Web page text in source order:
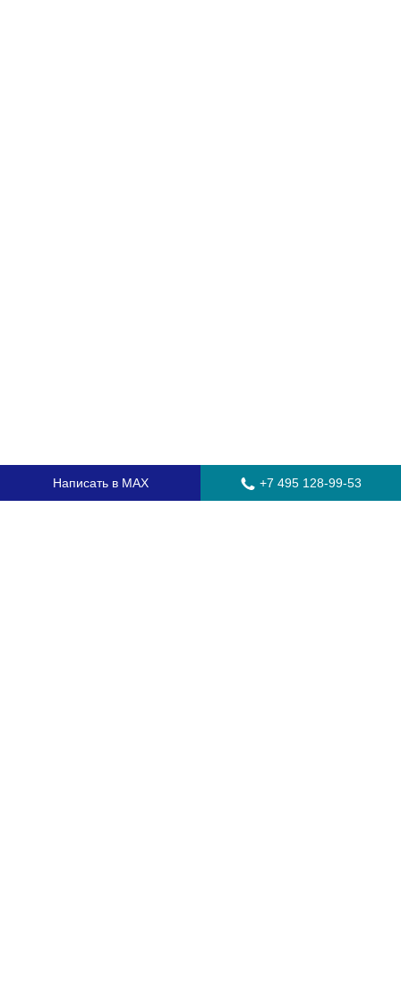
Главная
Написать в MAX +7 495 128-99-53